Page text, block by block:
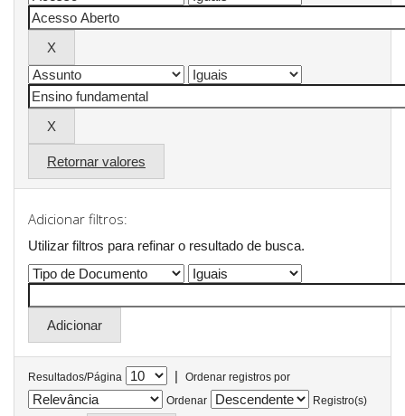
Retornar valores
Adicionar filtros:
Utilizar filtros para refinar o resultado de busca.
Resultados/Página |
Ordenar registros por
Ordenar
Registro(s)